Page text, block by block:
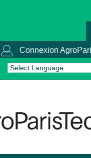
Connexion
Powered by